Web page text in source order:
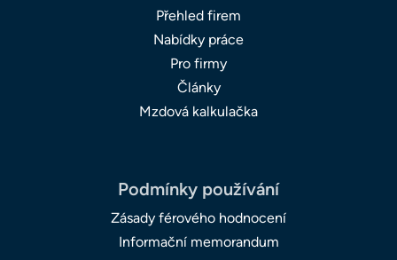
Přehled firem
Nabídky práce
Pro firmy
Články
Mzdová kalkulačka
Podmínky používání
Zásady férového hodnocení
Informační memorandum